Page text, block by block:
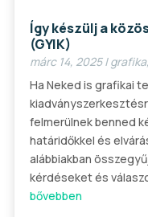
Így készülj a
(GYIK)
márc 14, 2025|grafika,
Ha Neked is grafikai
felmerülnek benned
határidőkkel és
alábbiakban
kérdéseket és
bővebben